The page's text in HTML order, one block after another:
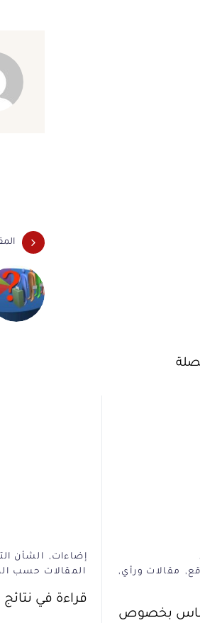
مقالات ورأي
بخصوص
إضاءات
الشأن
المقالات حسب
قراءة في نتائج